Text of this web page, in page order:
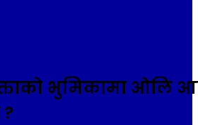
भुमिकामा ओलि